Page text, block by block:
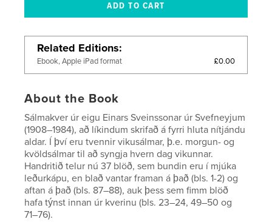
Related Editions
Ebook, Apple iPad format £0.00
About the Book
Sálmakver úr eigu Einars Sveinssonar úr Svefneyjum
(1908–1984), að líkindum skrifað á fyrri hluta nítjándu
aldar. Í því eru tvennir vikusálmar, þ.e. morgun- og
kvöldsálmar til að syngja hvern dag vikunnar.
Handritið telur nú 37 blöð, sem bundin eru í mjúka
leðurkápu, en blað vantar framan á það (bls. 1-2) og
aftan á það (bls. 87–88), auk þess sem fimm blöð
hafa týnst innan úr kverinu (bls. 23–24, 49–50 og
71–76).